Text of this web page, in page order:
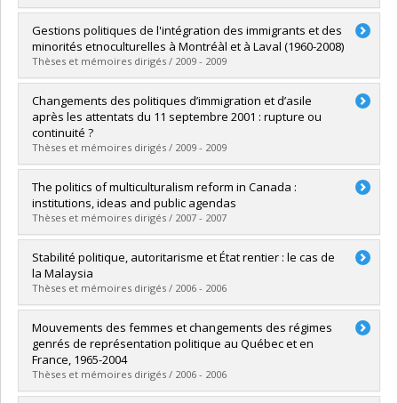
Diplômé(e) :Gulian, Thomas
Cycle :Doctorat
Diplôme obtenu :Ph. D.
Lien vers le document dans Papyrus
Gestions politiques de l'intégration des immigrants et des
minorités etnoculturelles à Montréàl et à Laval (1960-2008)
Thèses et mémoires dirigés / 2009 - 2009
Diplômé(e) :Fourot, Aude-Claire
Cycle :Doctorat
Diplôme obtenu :
Lien vers le document dans Papyrus
Changements des politiques d’immigration et d’asile
après les attentats du 11 septembre 2001 : rupture ou
continuité ?
Thèses et mémoires dirigés / 2009 - 2009
Diplômé(e) :Ali, Karine
Cycle :Maîtrise
Diplôme obtenu :M. Sc.
Lien vers le document dans Papyrus
The politics of multiculturalism reform in Canada :
institutions, ideas and public agendas
Thèses et mémoires dirigés / 2007 - 2007
Diplômé(e) :Prosperi, Paolo
Cycle :Doctorat
Diplôme obtenu :Ph. D.
Lien vers le document dans Papyrus
Stabilité politique, autoritarisme et État rentier : le cas de
la Malaysia
Thèses et mémoires dirigés / 2006 - 2006
Diplômé(e) : Beaulieu, Isabelle
Cycle :Doctorat
Diplôme obtenu :
Lien vers le document dans Papyrus
Mouvements des femmes et changements des régimes
genrés de représentation politique au Québec et en
France, 1965-2004
Thèses et mémoires dirigés / 2006 - 2006